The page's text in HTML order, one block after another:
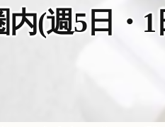
(週5日・1